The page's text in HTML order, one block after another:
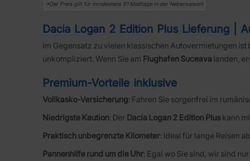
*Der Preis gilt für mindestens 61 Miettage in der Nebensaison!
Dacia Logan 2 Edition Plus Lieferung |
Im Gegensatz zu vielen klassischen Autovermietungen ist
unkompliziert. Wenn Sie am Flughafen Suceava landen,
Premium-Vorteile inklusive
Vollkasko-Versicherung: Fahren Sie sorgenfrei im
Niedrigste Kaution: Der Dacia Logan 2 Edition Plus kann
Praktisch unbegrenzte Kilometer: Ideal für lange Reisen ab
Pannenhilfe rund um die Uhr: Egal wo Sie sind, wir sind